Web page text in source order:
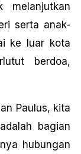
melanjutkan
serta anak-
ke luar kota
berdoa,
Paulus, kita
bagian
hubungan